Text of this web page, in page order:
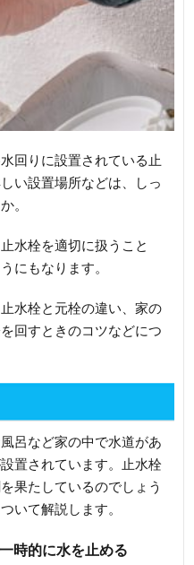
回りに設置されている止
い設置場所などは、しっ
。
水栓を適切に扱うこと
にもなります。
水栓と元栓の違い、家の
回すときのコツなどにつ
呂など家の中で水道があ
置されています。止水栓
果たしているのでしょう
いて解説します。
時的に水を止める